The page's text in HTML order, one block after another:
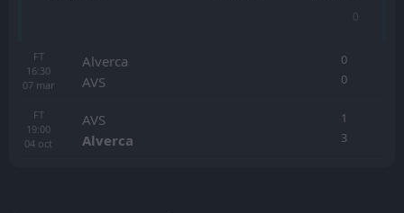
0
FT
16:30
07 mar
Alverca
AVS
0
0
FT
19:00
04 oct
AVS
Alverca
1
3